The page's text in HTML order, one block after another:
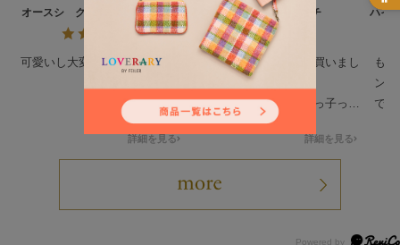
オースシ クリーニングクロス
L/CCOHS-193021
詳細を見る
可愛いし大変気に入ってます
ハイジ ハンカチ
詳細を見る
姪っ子のプレゼントで買いまし
絵柄が沢山あるなか姪っ子っぽ
いのを買わせて貰ってドンピシ
ャだったみたいで喜んで貰いま
ハイ
も
ン
で